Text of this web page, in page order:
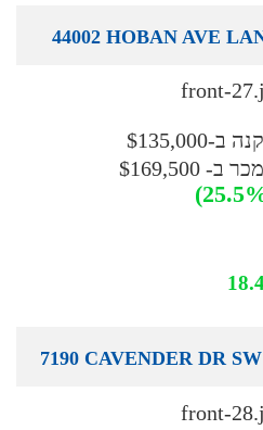
44002 HOBAN AVE
7190 CAVENDER DR